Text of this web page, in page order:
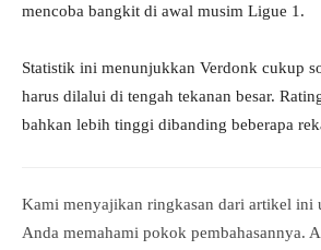
mencoba bangkit di awal musim Ligue 1.
Statistik ini menunjukkan Verdonk cukup
harus dilalui di tengah tekanan besar.
bahkan lebih tinggi dibanding beberapa
Kami menyajikan ringkasan dari artikel ini
Anda memahami pokok pembahasannya.